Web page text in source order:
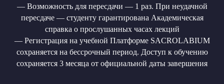
— Возможность для пересдачи — 1 раз. При неудачной
пересдаче — студенту гарантирована Академическая
справка о прослушанных часах лекций
— Регистрация на учебной Платформе SACROLABIUM
сохраняется на бессрочный период. Доступ к обучению
сохраняется 3 месяца от официальной даты завершения